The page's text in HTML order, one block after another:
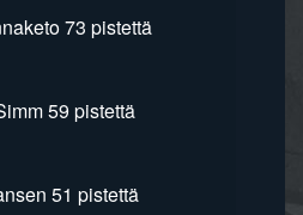
73 pistettä
59 pistettä
51 pistettä